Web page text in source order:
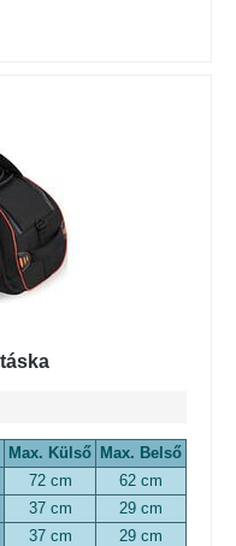
Max. Külső Max. Belső
72 cm
62 cm
37 cm
29 cm
37 cm
29 cm